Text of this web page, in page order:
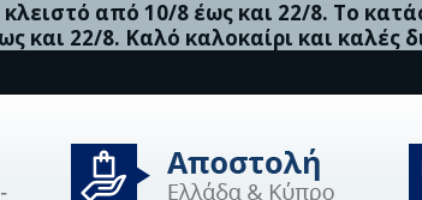
από 10/8 έως και 22/8. Το
και 22/8. Καλό καλοκαίρι και καλές